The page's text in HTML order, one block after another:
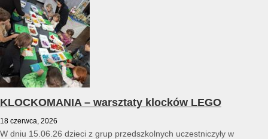
KLOCKOMANIA – warsztaty klocków LEGO
18 czerwca, 2026
W dniu 15.06.26 dzieci z grup przedszkolnych uczestniczyły w